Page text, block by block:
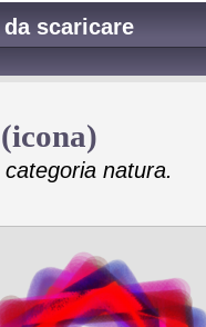
da scaricare
natura.